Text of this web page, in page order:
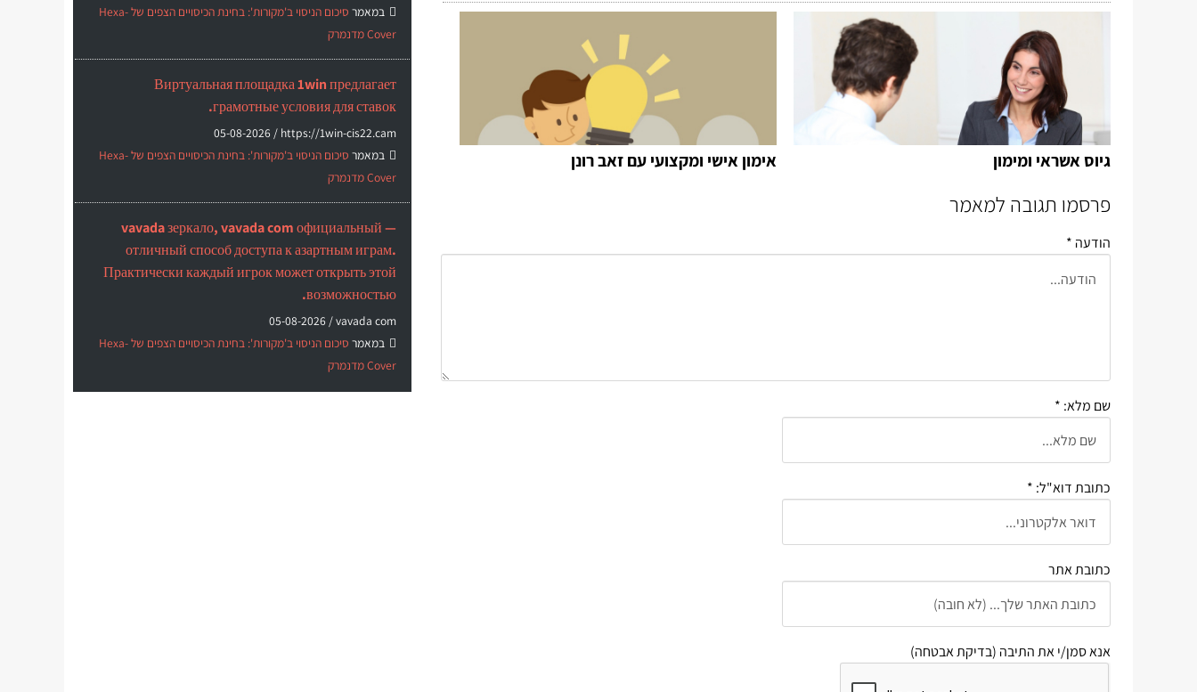
גיוס אשראי ומימון אימון אישי ומקצועי עם זאב רונן
פרסמו תגובה למאמר
הודעה *
שם מלא: *
כתובת דוא"ל: *
כתובת אתר
אנא סמן/י את התיבה (בדיקת אבטחה)
במאמר
סיכום הניסוי ב'מקורות': בחינת הכיסויים הצפים של Hexa-
Cover מדנמרק
Виртуальная площадка 1win предлагает
грамотные условия для ставок.
https://1win-cis22.cam /
05-08-2026
במאמר
סיכום הניסוי ב'מקורות': בחינת הכיסויים הצפים של Hexa-
Cover מדנמרק
vavada зеркало, vavada com официальный —
отличный способ доступа к азартным играм.
Практически каждый игрок может открыть этой
возможностью.
vavada com /
05-08-2026
במאמר
סיכום הניסוי ב'מקורות': בחינת הכיסויים הצפים של Hexa-
Cover מדנמרק